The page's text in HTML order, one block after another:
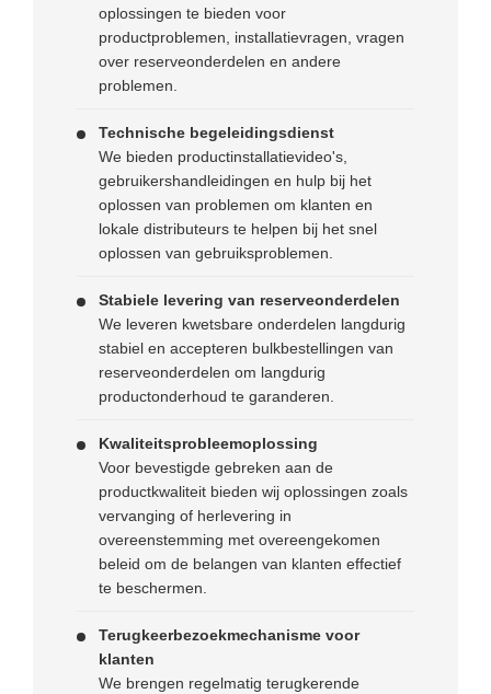
oplossingen te bieden voor
productproblemen, installatievragen, vragen
over reserveonderdelen en andere
problemen.
Technische begeleidingsdienst
We bieden productinstallatievideo's,
gebruikershandleidingen en hulp bij het
oplossen van problemen om klanten en
lokale distributeurs te helpen bij het snel
oplossen van gebruiksproblemen.
Stabiele levering van reserveonderdelen
We leveren kwetsbare onderdelen langdurig
stabiel en accepteren bulkbestellingen van
reserveonderdelen om langdurig
productonderhoud te garanderen.
Kwaliteitsprobleemoplossing
Voor bevestigde gebreken aan de
productkwaliteit bieden wij oplossingen zoals
vervanging of herlevering in
overeenstemming met overeengekomen
beleid om de belangen van klanten effectief
te beschermen.
Terugkeerbezoekmechanisme voor
klanten
We brengen regelmatig terugkerende